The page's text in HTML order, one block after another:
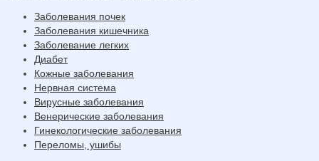
Заболевания почек
Заболевания кишечника
Заболевание легких
Диабет
Кожные заболевания
Нервная система
Вирусные заболевания
Венерические заболевания
Гинекологические заболевания
Переломы, ушибы